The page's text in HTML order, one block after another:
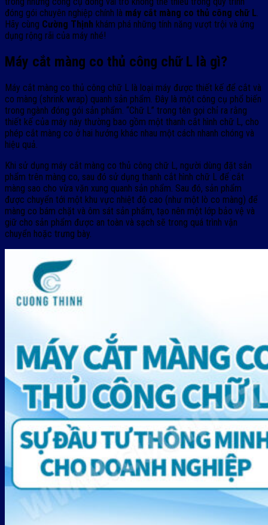
đóng gói chuyên nghiệp chính là máy cắt màng co thủ công chữ L.
Hãy cùng Cường Thịnh khám phá những tính năng vượt trội và ứng
dụng rộng rãi của máy nhé!
Máy cắt màng co thủ công chữ L là gì?
Máy cắt màng co thủ công chữ L là loại máy được thiết kế để cắt và
co màng (shrink wrap) quanh sản phẩm. Đây là một công cụ phổ biến
trong ngành đóng gói sản phẩm. “Chữ L” trong tên gọi chỉ ra rằng
thiết kế của máy này thường bao gồm một thanh cắt hình chữ L, cho
phép cắt màng co ở hai hướng khác nhau một cách nhanh chóng và
hiệu quả.
Khi sử dụng máy cắt màng co thủ công chữ L, người dùng đặt sản
phẩm trên màng co, sau đó sử dụng thanh cắt hình chữ L để cắt
màng sao cho vừa vặn xung quanh sản phẩm. Sau đó, sản phẩm
được chuyển tới một khu vực nhiệt độ cao (như một lò co màng) để
màng co bám chặt và ôm sát sản phẩm, tạo nên một lớp bảo vệ và
giữ cho sản phẩm được an toàn và sạch sẽ trong quá trình vận
chuyển hoặc trưng bày.